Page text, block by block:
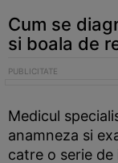
Cum se
si boala de
Medicul
anamneza si
catre o serie